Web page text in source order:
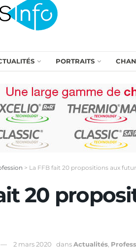
PORTRAITS
> La FFB fait 20 propositions aux
20
2 mars 2020 dansActualités